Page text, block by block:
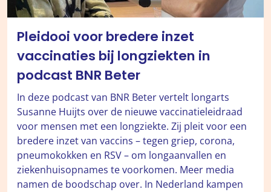
Pleidooi voor bredere inzet
vaccinaties bij longziekten in
podcast BNR Beter
In deze podcast van BNR Beter vertelt longarts
Susanne Huijts over de nieuwe vaccinatieleidraad
voor mensen met een longziekte. Zij pleit voor een
bredere inzet van vaccins – tegen griep, corona,
pneumokokken en RSV – om longaanvallen en
ziekenhuisopnames te voorkomen. Meer media
namen de boodschap over. In Nederland kampen